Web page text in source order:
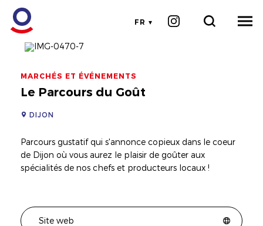
FR
MARCHÉS ET ÉVÉNEMENTS
Le Parcours du Goût
DIJON
Parcours gustatif qui s'annonce copieux dans le coeur
de Dijon où vous aurez le plaisir de goûter aux
spécialités de nos chefs et producteurs locaux !
Site web